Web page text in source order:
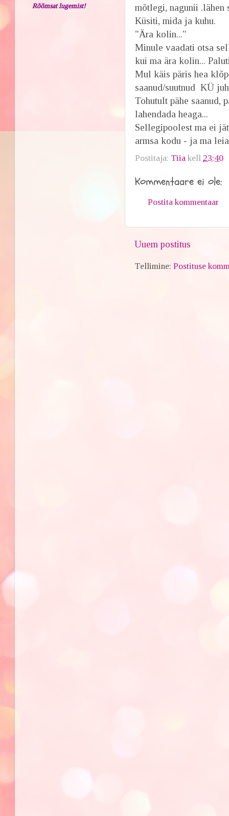
mõtlegi, nagunii .lähen
Küsiti, mida ja kuhu.
"Ära kolin..."
Minule vaadati otsa
kui ma ära kolin...
Mul käis päris hea
saanud/suutnud KÜ
Tohutult pähe saanud,
lahendada heaga...
Sellegipoolest ma ei
armsa kodu - ja ma
Postitaja: Tiia kell 23:40
Kommentaare ei ole:
Postita kommentaar
Uuem postitus
Tellimine:Postituse
Rõõmsat lugemist!